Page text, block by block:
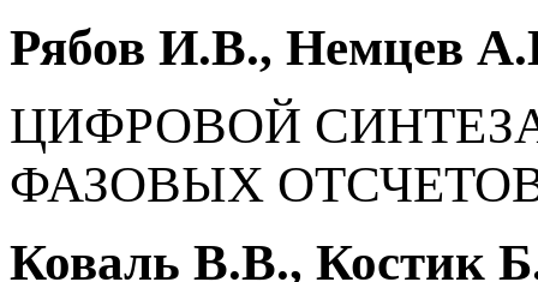
Рябов И.В., Немцев
ЦИФРОВОЙ
ФАЗОВЫХ ОТСЧЕТОВ
Коваль В.В., Костик